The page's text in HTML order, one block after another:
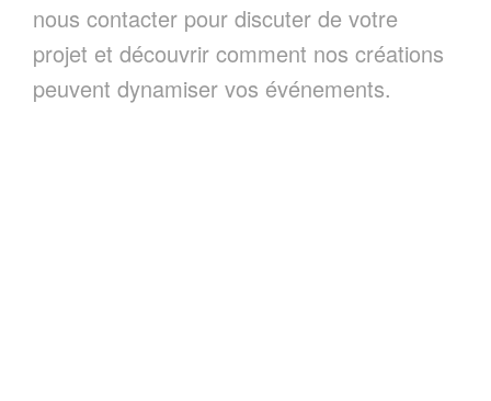
nous contacter pour discuter de votre
projet et découvrir comment nos créations
peuvent dynamiser vos événements.